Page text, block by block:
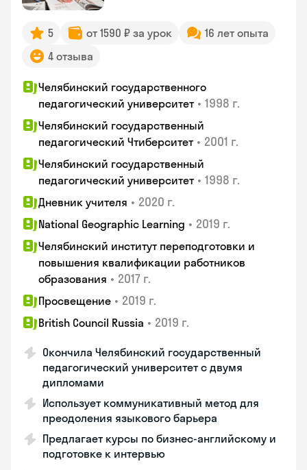
5 от 1590 ₽ за урок
16 лет опыта
4 отзыва
Челябинский государственного
педагогический университет • 1998 г.
Челябинский государственный
педагогический Чтиберситет • 2001 г.
Челябинский государственный
педагогический университет • 1998 г.
Дневник учителя • 2020 г.
National Geographic Learning • 2019 г.
Челябинский институт переподготовки и
повышения квалификации работников
образования • 2017 г.
Просвещение • 2019 г.
British Council Russia • 2019 г.
Окончила Челябинский государственный
педагогический университет с двумя
дипломами
Использует коммуникативный метод для
преодоления языкового барьера
Предлагает курсы по бизнес-английскому и
подготовке к интервью